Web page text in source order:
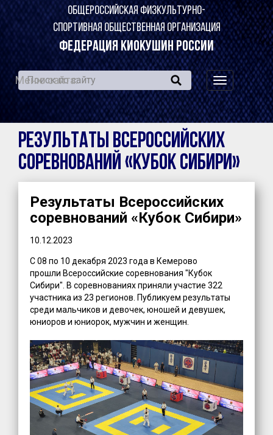
ОБЩЕРОССИЙСКАЯ ФИЗКУЛЬТУРНО-
СПОРТИВНАЯ ОБЩЕСТВЕННАЯ ОРГАНИЗАЦИЯ
ФЕДЕРАЦИЯ КИОКУШИН РОССИИ
навигация
по
сайту
Меню сайта:
Результаты Всероссийских
соревнований «Кубок Сибири»
Результаты Всероссийских
соревнований «Кубок Сибири»
10.12.2023
С 08 по 10 декабря 2023 года в Кемерово
прошли Всероссийские соревнования "Кубок
Сибири". В соревнованиях приняли участие 322
участника из 23 регионов. Публикуем результаты
среди мальчиков и девочек, юношей и девушек,
юниоров и юниорок, мужчин и женщин.